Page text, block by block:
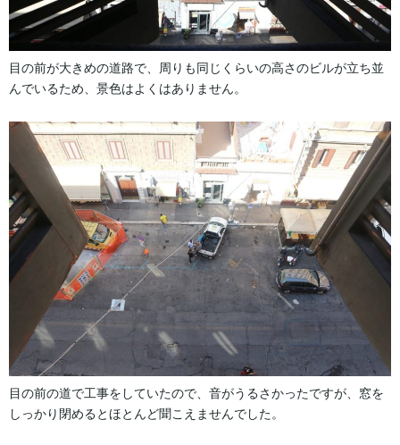
目の前が大きめの道路で、周りも同じくらいの高さのビルが立ち並
んでいるため、景色はよくはありません。
目の前の道で工事をしていたので、音がうるさかったですが、窓を
しっかり閉めるとほとんど聞こえませんでした。